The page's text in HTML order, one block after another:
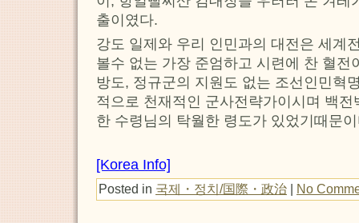
출이였다.
강도 일제와 우리 인민과의 대전은 세계
볼수 없는 가장 준엄하고 시련에 찬 혈전
방도, 정규군의 지원도 없는 조선인민혁
적으로 천재적인 군사전략가이시며 백
한 수령님의 탁월한 령도가 있었기때문
[Korea Info]
Posted in 국제・정치/国際・政治 No